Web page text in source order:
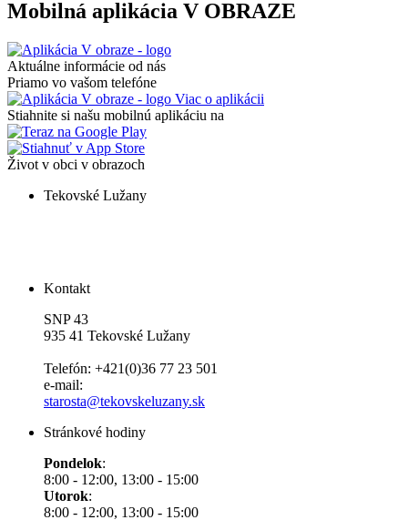
Mobilná aplikácia V OBRAZE
Aktuálne informácie od nás
Priamo vo vašom telefóne
Viac o aplikácii
Stiahnite si našu mobilnú aplikáciu na
Život v obci v obrazoch
Tekovské Lužany
Kontakt
SNP 43
935 41 Tekovské Lužany
Telefón: +421(0)36 77 23 501
e-mail:
starosta@tekovskeluzany.sk
Stránkové hodiny
Pondelok:
8:00 - 12:00, 13:00 - 15:00
Utorok:
8:00 - 12:00, 13:00 - 15:00